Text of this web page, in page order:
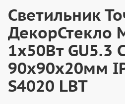
Светильник
ДекорСтекло
1х50Вт GU5.3
90х90х20мм
S4020 LBT